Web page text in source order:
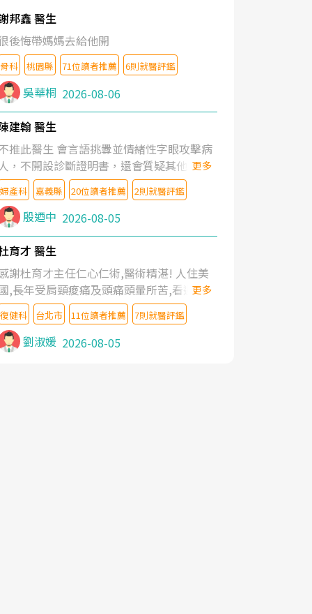
邦鑫 醫生
後悔帶媽媽去給他開
骨科 桃園縣 71位讀者推薦 6則就醫評鑑
吳華桐 2026-08-06
建翰 醫生
推此醫生 會言語挑釁並情緒性字眼攻擊病
，不開設診斷證明書，還會質疑其他醫生
判斷！
更多
婦產科 嘉義縣 20位讀者推薦 2則就醫評鑑
殷迺中 2026-08-05
育才 醫生
謝杜育才主任仁心仁術,醫術精湛! 人住美
,長年受肩頸痠痛及頭痛頭暈所苦,看遍名醫
授,做了各種檢查,也嘗試過西醫打針,中醫
灸及物理徒手治療都沒有用,後來連吃到嗎
類止痛藥都效果有限,只是壓症狀,沒多久就
起來,多年失眠嚴重影響生活品質. 台灣親
更多
復健科 台北市 11位讀者推薦 7則就醫評鑑
劉淑媛 2026-08-05